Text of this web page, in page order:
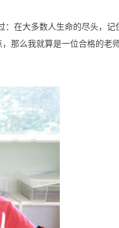
：在大多数人生命的尽头，记
那么我就算是一位合格的老